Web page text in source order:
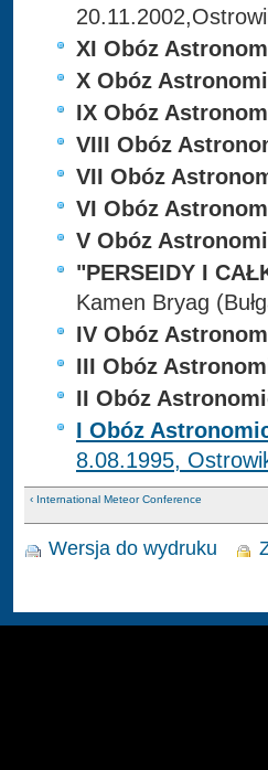
XI Obóz
X Obóz
IX Obóz
VIII Obóz
VII Obóz
VI Obóz
V Obóz
"PERSEIDY I
Kamen Bryag
IV Obóz
III Obóz
II Obóz
I Obóz
8.08.1995,
‹ International Meteor Conference
Wersja do wydruku